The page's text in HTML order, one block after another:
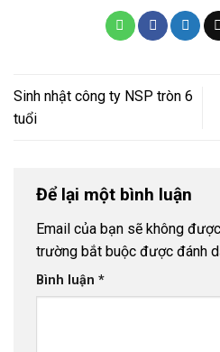
Sinh nhật công ty NSP tròn 6
tuổi
Để lại một bình luận
Email của bạn sẽ không
trường bắt buộc được đánh
Bình luận *